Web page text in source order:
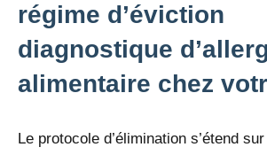
régime d’éviction
diagnostique
alimentaire chez
Le protocole d’élimination s’étend